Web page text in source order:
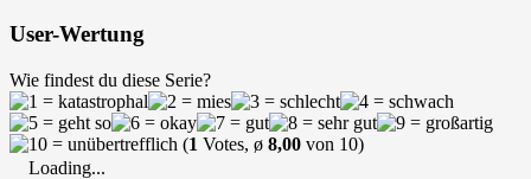
User-Wertung
Wie findest du diese Serie?
(1 Votes, ø 8,00 von 10)
Loading...